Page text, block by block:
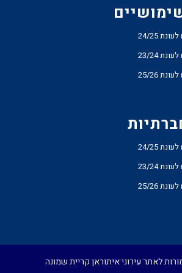
24/25
23/24
25/26
24/25
23/24
25/26
לאתר עירוני איתוראן קריית שמונה